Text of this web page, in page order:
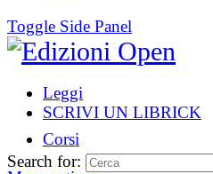
Toggle Side Panel
Leggi
SCRIVI UN LIBRICK
Corsi
Search for: